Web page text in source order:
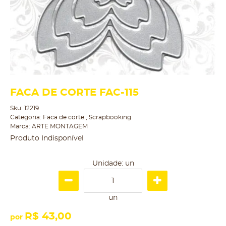
FACA DE CORTE FAC-115
Sku: 12219
Categoria: Faca de corte
Scrapbooking
Marca: ARTE MONTAGEM
Produto Indisponível
Unidade: un
un
por R$ 43,00